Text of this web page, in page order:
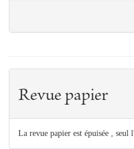
Revue papier
La revue papier est épuisée , seul